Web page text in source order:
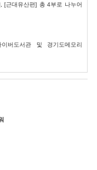
[근대유산편] 총 4부로 나누어
버도서관 및 경기도메모리